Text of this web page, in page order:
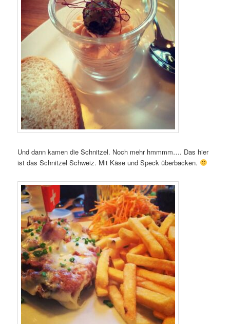
Und dann kamen die Schnitzel. Noch mehr hmmmm…. Das hier
ist das Schnitzel Schweiz. Mit Käse und Speck überbacken.